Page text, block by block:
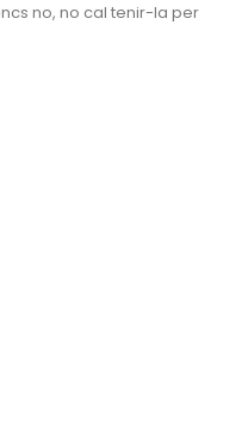
no, no cal tenir-la per